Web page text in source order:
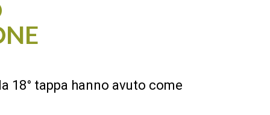
18° tappa hanno avuto come